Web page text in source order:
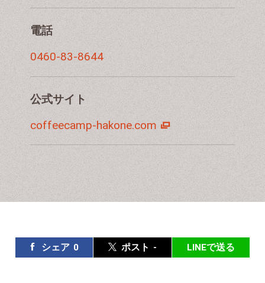
電話
0460-83-8644
公式サイト
coffeecamp-hakone.com
シェア 0 ポスト - LINEで送る